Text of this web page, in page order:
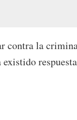
contra la
existido